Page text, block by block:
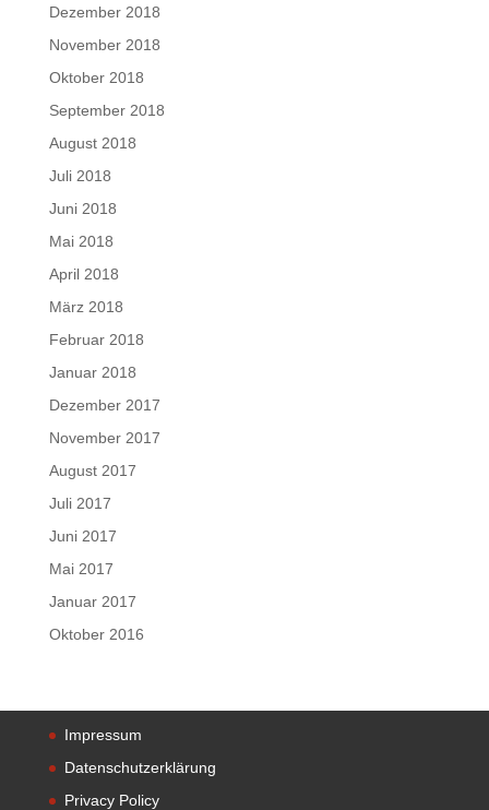
Dezember 2018
November 2018
Oktober 2018
September 2018
August 2018
Juli 2018
Juni 2018
Mai 2018
April 2018
März 2018
Februar 2018
Januar 2018
Dezember 2017
November 2017
August 2017
Juli 2017
Juni 2017
Mai 2017
Januar 2017
Oktober 2016
Impressum
Datenschutzerklärung
Privacy Policy